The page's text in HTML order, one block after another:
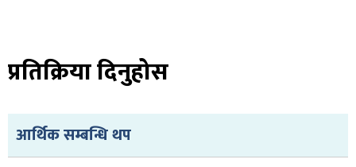
प्रतिक्रिया दिनुहोस
आर्थिक सम्बन्धि थप